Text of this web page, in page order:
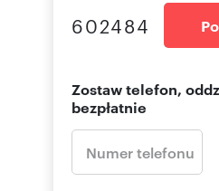
602484
Zostaw telefon,
bezpłatnie